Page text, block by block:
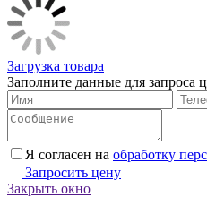
Загрузка товара
Заполните данные для запроса
Я согласен на обработку
Запросить цену
Закрыть окно